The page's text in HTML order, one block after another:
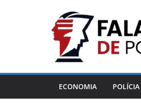
ECONOMIA POLÍCIA